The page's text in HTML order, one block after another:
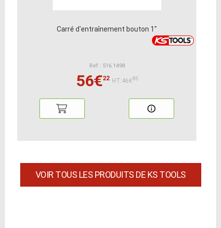
Carré d'entraînement bouton 1"
Ref : 516.1498
56€22 HT:46€85
VOIR TOUS LES PRODUITS DE KS TOOLS